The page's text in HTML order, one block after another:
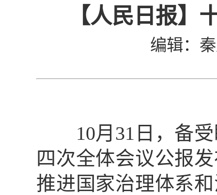
【人民日报】
编辑：
10月31日，备受
四次全体会议公报
推进国家治理体系